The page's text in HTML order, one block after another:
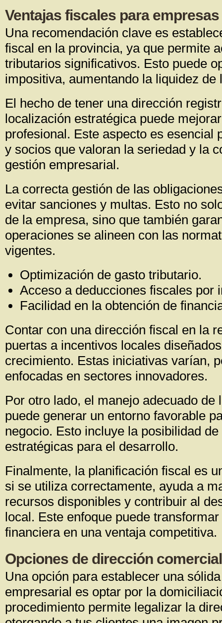
Ventajas fiscales para
Una recomendación clave es
fiscal en la provincia, ya que permite
tributarios significativos. Esto puede
impositiva, aumentando la liquidez de
El hecho de tener una dirección
localización estratégica puede
profesional. Este aspecto es esencial
y socios que valoran la seriedad y la
gestión empresarial.
La correcta gestión de las
evitar sanciones y multas. Esto no
de la empresa, sino que también
operaciones se alineen con las
vigentes.
Optimización de gasto tributario.
Acceso a deducciones fiscales por
Facilidad en la obtención de
Contar con una dirección fiscal en la
puertas a incentivos locales
crecimiento. Estas iniciativas varían,
enfocadas en sectores innovadores.
Por otro lado, el manejo adecuado de
puede generar un entorno favorable
negocio. Esto incluye la posibilidad
estratégicas para el desarrollo.
Finalmente, la planificación fiscal es
si se utiliza correctamente, ayuda a
recursos disponibles y contribuir al
local. Este enfoque puede
financiera en una ventaja competitiva.
Opciones de dirección
Una opción para establecer una
empresarial es optar por la
procedimiento permite legalizar la